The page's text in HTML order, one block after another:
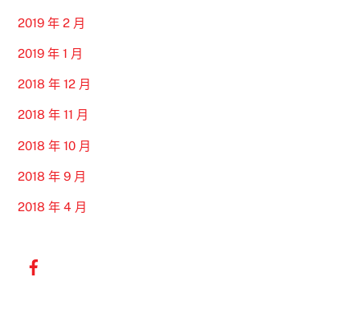
2019 年 2 月
2019 年 1 月
2018 年 12 月
2018 年 11 月
2018 年 10 月
2018 年 9 月
2018 年 4 月